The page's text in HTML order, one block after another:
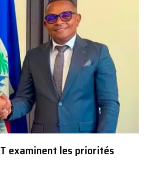
examinent les priorités